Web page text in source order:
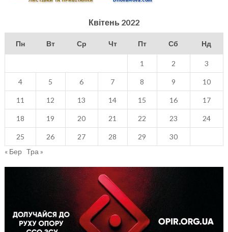
Квітень 2022
Пн Вт Ср Чт Пт Сб Нд
1 2 3
4 5 6 7 8 9 10
11 12 13 14 15 16 17
18 19 20 21 22 23 24
25 26 27 28 29
30
« Бер Тра »